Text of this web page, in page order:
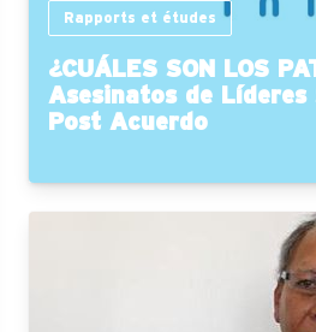
Rapports et études
¿CUÁLES SON LOS
Asesinatos de Líderes
Post Acuerdo